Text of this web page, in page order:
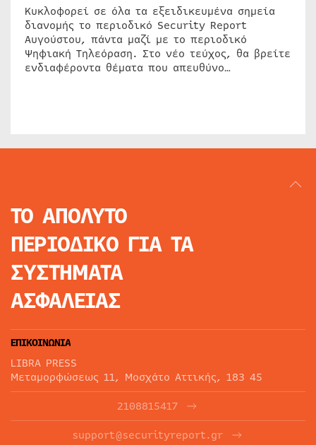
Κυκλοφορεί σε όλα τα εξειδικευμένα σημεία
διανομής το περιοδικό Security Report
Αυγούστου, πάντα μαζί με το περιοδικό
Ψηφιακή Τηλεόραση. Στο νέο τεύχος, θα βρείτε
ενδιαφέροντα θέματα που απευθύνο…
ΤΟ ΑΠΟΛΥΤΟ
ΠΕΡΙΟΔΙΚΟ ΓΙΑ ΤΑ
ΣΥΣΤΗΜΑΤΑ
ΑΣΦΑΛΕΙΑΣ
ΕΠΙΚΟΙΝΩΝΙΑ
LIBRA PRESS
Μεταμορφώσεως 11, Μοσχάτο Αττικής, 183 45
2108815417
support@securityreport.gr